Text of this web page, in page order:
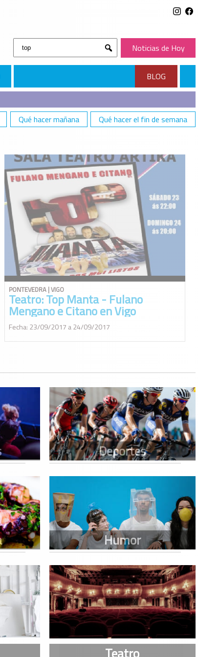
Buscar:
Submit
Noticias de Hoy
BLOG
Qué hacer mañana Qué hacer el fin de semana
PONTEVEDRA | VIGO
Teatro: Top Manta - Fulano
Mengano e Citano en Vigo
Fecha: 23/09/2017 a 24/09/2017